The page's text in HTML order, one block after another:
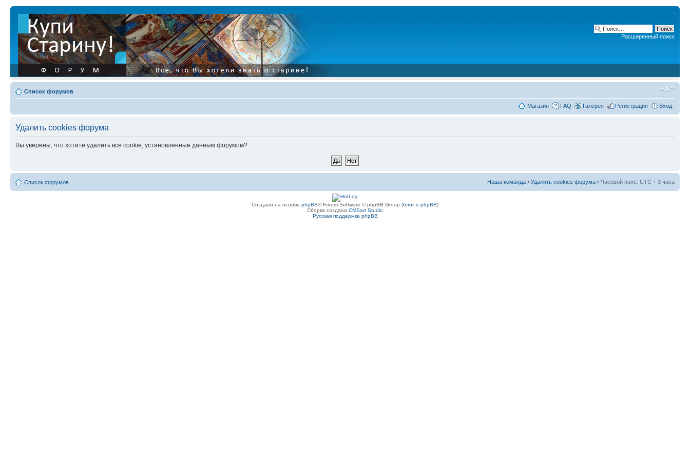
Расширенный поиск
Список форумов
Магазин FAQ Галерея Регистрация Вход
Удалить cookies форума
Вы уверены, что хотите удалить все cookie, установленные данным форумом?
Список форумов Наша команда • Удалить cookies форума • Часовой пояс: UTC + 3 часа
Создано на основе phpBB® Forum Software © phpBB Group (блог о phpBB)
Сборка создана CMSart Studio
Русская поддержка phpBB